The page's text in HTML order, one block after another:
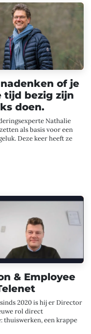
of je
tijd bezig zijn
doen.
Nathalie
als basis voor een
Deze keer heeft ze
& Employee
2020 is hij er Director
rol direct
thuiswerken, een krappe